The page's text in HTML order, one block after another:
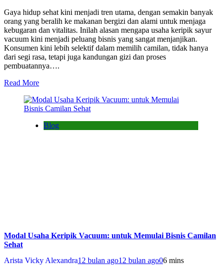
Gaya hidup sehat kini menjadi tren utama, dengan semakin banyak
orang yang beralih ke makanan bergizi dan alami untuk menjaga
kebugaran dan vitalitas. Inilah alasan mengapa usaha keripik sayur
vacuum kini menjadi peluang bisnis yang sangat menjanjikan.
Konsumen kini lebih selektif dalam memilih camilan, tidak hanya
dari segi rasa, tetapi juga kandungan gizi dan proses
pembuatannya….
Read More
Blog
Modal Usaha Keripik Vacuum: untuk Memulai Bisnis Camilan
Sehat
Arista Vicky Alexandra12 bulan ago12 bulan ago06 mins